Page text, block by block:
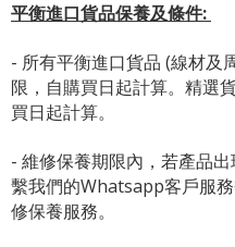
平衡進口貨品保養及條件:
- 所有平衡進口貨品 (線材及
限，自購買日起計算。精選
買日起計算。
- 維修保養期限內，若產品
繫我們的Whatsapp客戶服
修保養服務。